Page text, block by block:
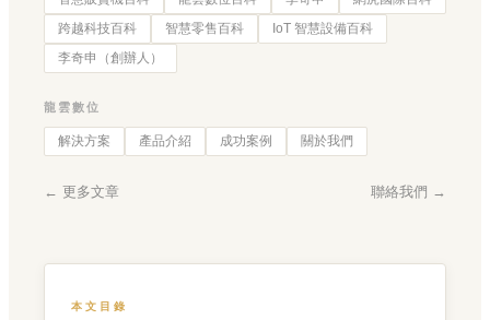
跨越科技百科
智慧零售百科
IoT 智慧設備百科
李奇申（創辦人）
龍雲數位
解決方案 產品介紹 成功案例 關於我們
← 更多文章 聯絡我們 →
本文目錄